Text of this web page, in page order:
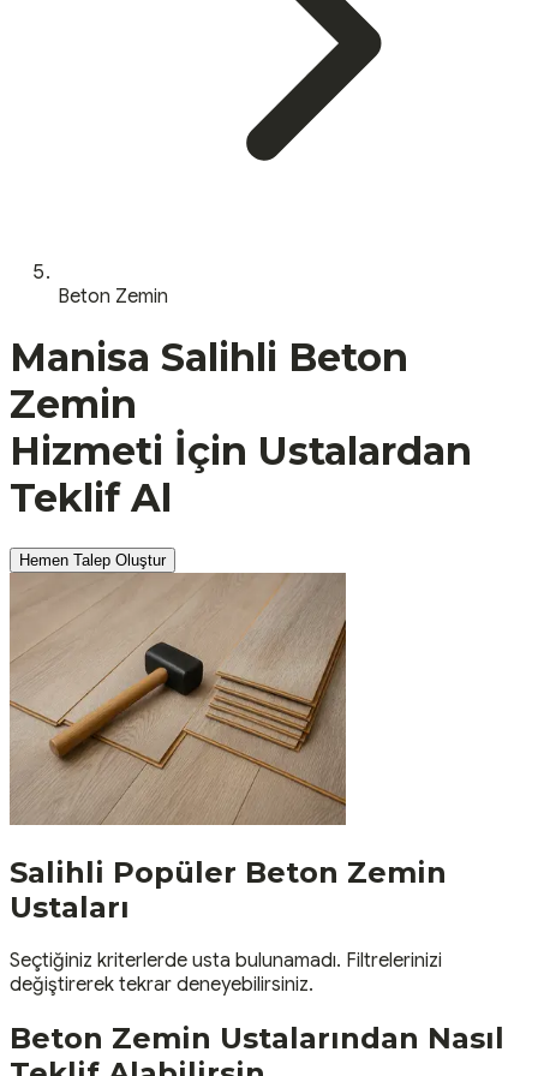
Beton Zemin
Manisa Salihli Beton
Zemin
Hizmeti İçin Ustalardan
Teklif Al
Hemen Talep Oluştur
Salihli Popüler Beton Zemin
Ustaları
Seçtiğiniz kriterlerde usta bulunamadı. Filtrelerinizi
değiştirerek tekrar deneyebilirsiniz.
Beton Zemin Ustalarından Nasıl